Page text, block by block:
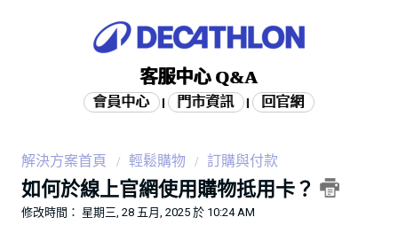
客服中心 Q&A
會員中心 門市資訊 回官網
解決方案首頁 輕鬆購物 訂購與付款
如何於線上官網使用購物抵用卡？
修改時間： 星期三, 28 五月, 2025 於 10:24 AM